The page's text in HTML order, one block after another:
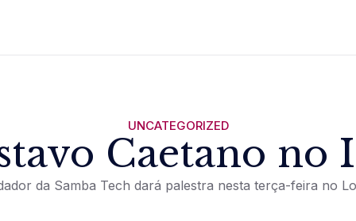
Documentos Institucionais
UNCATEGORIZED
Caetano no
da Samba Tech dará palestra nesta terça-feira no